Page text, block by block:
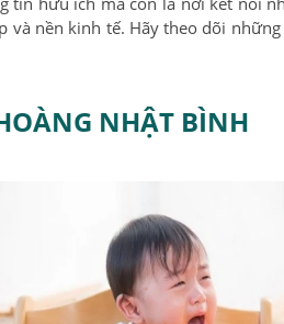
và nền kinh tế. Hãy theo dõi
NHẬT BÌNH